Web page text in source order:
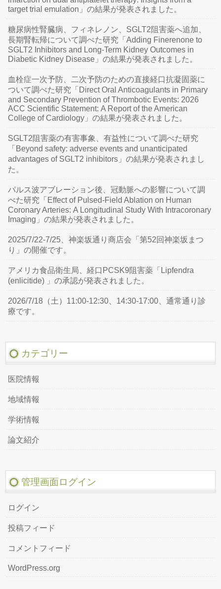
target trial emulation」の結果が発表されました。
糖尿病性腎臓病、フィネレノン、SGLT2阻害薬へ追加、
長期腎転帰について調べた研究「Adding Finerenone to
SGLT2 Inhibitors and Long-Term Kidney Outcomes in
Diabetic Kidney Disease」の結果が発表されました。
血栓症一次予防、二次予防のための直接経口抗凝固薬に
ついて調べた研究「Direct Oral Anticoagulants in Primary
and Secondary Prevention of Thrombotic Events: 2026
ACC Scientific Statement: A Report of the American
College of Cardiology」の結果が発表されました。
SGLT2阻害薬の有害事象、有益性について調べた研究
「Beyond safety: adverse events and unanticipated
advantages of SGLT2 inhibitors」の結果が発表されまし
た。
パルス波アブレーション後、冠動脈への影響について調
べた研究「Effect of Pulsed-Field Ablation on Human
Coronary Arteries: A Longitudinal Study With Intracoronary
Imaging」の結果が発表されました。
2025/7/22-7/25、神楽坂通り商店会「第52回神楽坂まつ
り」の開催です。
アメリカ食品衛生局、経口PCSK9阻害薬「Lipfendra
(enlicitide) 」の承認が発表されました。
2026/7/18（土）11:00-12:30、14:30-17:00、通常通り診
療です。
カテゴリー
医院情報
地域情報
学術情報
論文紹介
管理画面ログイン
ログイン
投稿フィード
コメントフィード
WordPress.org